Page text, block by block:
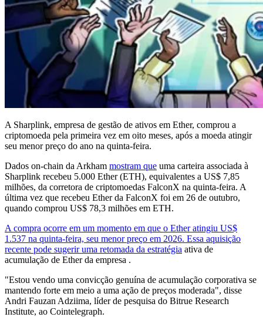
A Sharplink, empresa de gestão de ativos em Ether, comprou a
criptomoeda pela primeira vez em oito meses, após a moeda atingir
seu menor preço do ano na quinta-feira.
Dados on-chain da Arkham mostram que uma carteira associada à
Sharplink recebeu 5.000 Ether (ETH), equivalentes a US$ 7,85
milhões, da corretora de criptomoedas FalconX na quinta-feira. A
última vez que recebeu Ether da FalconX foi em 26 de outubro,
quando comprou US$ 78,3 milhões em ETH.
A compra ocorre em um momento em que o Ether atingiu US$
1.537 na quinta-feira, seu menor preço em 2026. Essa aquisição
recente pode sugerir uma retomada da estratégia ativa de
acumulação de Ether da empresa .
"Estou vendo uma convicção genuína de acumulação corporativa se
mantendo forte em meio a uma ação de preços moderada", disse
Andri Fauzan Adziima, líder de pesquisa do Bitrue Research
Institute, ao Cointelegraph.